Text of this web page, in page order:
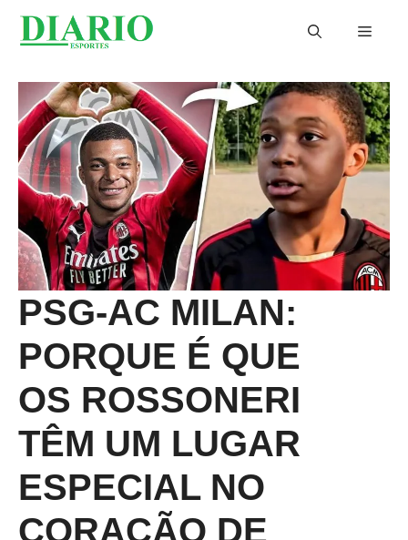
conteúdo
Menu
PSG-AC MILAN:
PORQUE É QUE
OS ROSSONERI
TÊM UM LUGAR
ESPECIAL NO
CORAÇÃO DE